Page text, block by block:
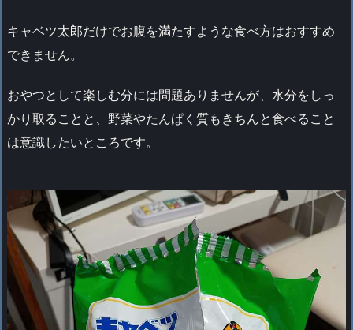
キャベツ太郎だけでお腹を満たすような食べ方はおすすめ
できません。
おやつとして楽しむ分には問題ありませんが、水分をしっ
かり取ることと、野菜やたんぱく質もきちんと食べること
は意識したいところです。